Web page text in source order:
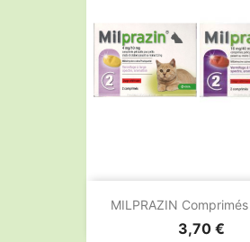
MILPRAZIN Comprimés
Prix
3,70 €